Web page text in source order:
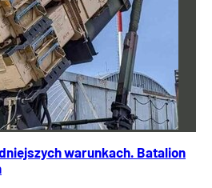
warunkach. Batalion